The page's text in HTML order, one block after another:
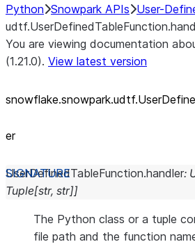
Python Snowpark APIs User-
You are viewing documentation
(1.21.0). View latest version
er
UserDefinedTableFunction.handler:
Tuple[str, str]]
The Python class or a tuple
file path and the function